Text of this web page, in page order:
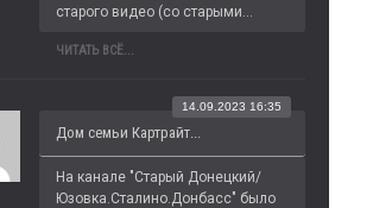
старого видео (со старыми...
ЧИТАТЬ ВСЁ...
Дом семьи Картрайт...
14.09.2023 16:35
На канале "Старый Донецкий/
Юзовка.Сталино.Донбасс" было